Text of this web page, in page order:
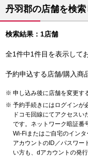
丹羽郡の店舗を検
検索結果：1店舗
全1件中1件目を表示して
予約申込する店舗/購入商
申し込み後に店舗を変更す
予約手続きにはログインが
ドコモ回線にてアクセス
です。ネットワーク暗証番
Wi-Fiまたはご自宅のイン
アカウントのID／パスワー
い方も、dアカウントの発行